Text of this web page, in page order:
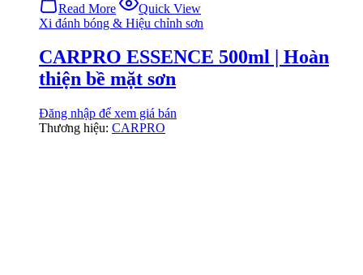
Read More
Quick View
Xi đánh bóng & Hiệu chỉnh sơn
CARPRO ESSENCE 500ml | Hoàn
thiện bề mặt sơn
Đăng nhập để xem giá bán
Thương hiệu: CARPRO